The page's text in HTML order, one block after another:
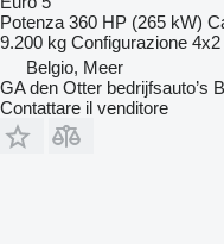
Potenza 360 HP (265 kW)
9.200 kg Configurazione 4x2
Belgio, Meer
GA den Otter bedrijfsauto’s
Contattare il venditore